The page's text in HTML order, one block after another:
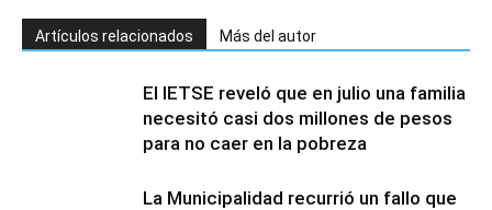
Artículos relacionados Más del autor
El IETSE reveló que en julio una familia
necesitó casi dos millones de pesos
para no caer en la pobreza
La Municipalidad recurrió un fallo que